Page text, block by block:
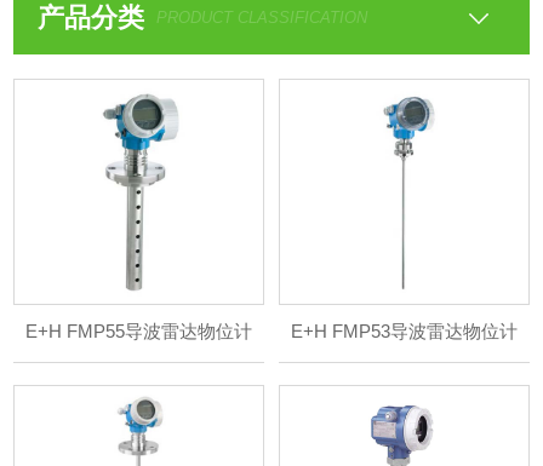
产品分类 PRODUCT CLASSIFICATION
E+H FMP55导波雷达物位计 E+H FMP53导波雷达物位计